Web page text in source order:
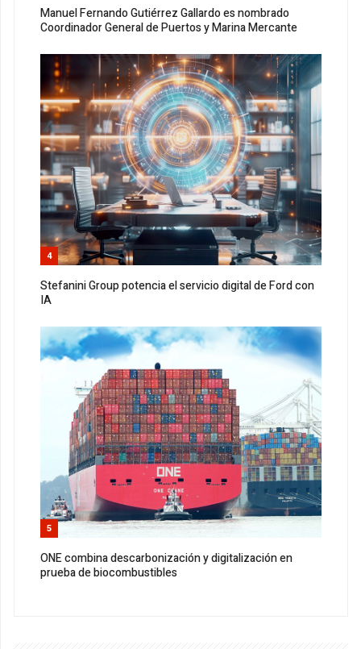
Manuel Fernando Gutiérrez Gallardo es nombrado
Coordinador General de Puertos y Marina Mercante
4
Stefanini Group potencia el servicio digital de Ford con
IA
5
ONE combina descarbonización y digitalización en
prueba de biocombustibles